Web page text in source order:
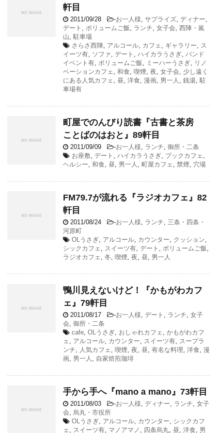
軒目
2011/09/28 -お一人様, サプライズ, ディナー,
デート , ボリュームご飯, ランチ, 女子会, 西陣・嵐
山, 駐車場
さらさ西陣, アルコール, カフェ , ギャラリー, ス
イーツ有, ソファ, デート , ハイカラうさぎ, バンド
イベント有, ボリュームご飯, ミーハーうさぎ, リノ
ベーションカフェ , 和食, 喫煙, 夜, 女子会, 少し遠く
にある人気カフェ , 昼, 洋食, 漫画, 男一人 , 銭湯, 駐
車場有
町屋でのんびり読書『古書と茶房
ことばのはおと』89軒目
2011/09/09 -お一人様, ランチ, 御所・二条
お座敷, デート , ハイカラうさぎ, ブックカフェ ,
ヘルシー, 和食, 昼, 男一人 , 町屋カフェ , 禁煙, 穴場
FM79.7が流れる『ラジオカフェ』82
軒目
2011/08/24 -お一人様, ランチ, 三条・四条・
河原町
OLうさぎ, アルコール, カウンター, クッション,
シックカフェ , スイーツ有, デート , ボリュームご飯,
ラジオカフェ , 冬, 喫煙, 夜, 昼, 男一人
鴨川見えないけど！『かもがわカフ
ェ』79軒目
2011/08/17 -お一人様, デート , ランチ, 女子
会, 御所・二条
cafe, OLうさぎ, おしゃれカフェ , かもがわカフ
ェ , アルコール, カウンター, スイーツ有, スープラ
ンチ, 人気カフェ , 喫煙, 夜, 昼, 有名な料理, 洋食, 漫
画, 男一人 , 自家焙煎珈琲
手から手へ『mano a mano』73軒目
2011/08/03 -お一人様, ディナー, ランチ, 女子
会, 烏丸・市役所
OLうさぎ, アルコール, カウンター, シックカフ
ェ , スイーツ有, マノアマノ , 四条烏丸, 昼, 洋食, 男